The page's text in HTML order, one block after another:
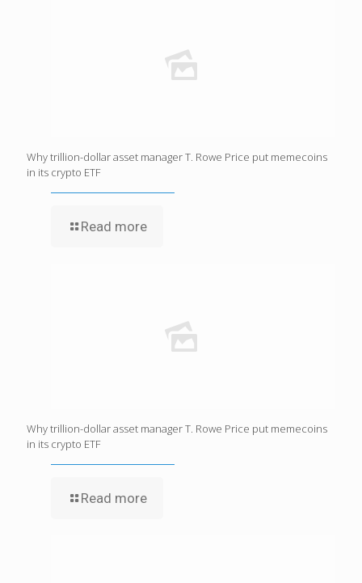
Why trillion-dollar asset manager T. Rowe Price put memecoins
in its crypto ETF
Read more
Why trillion-dollar asset manager T. Rowe Price put memecoins
in its crypto ETF
Read more